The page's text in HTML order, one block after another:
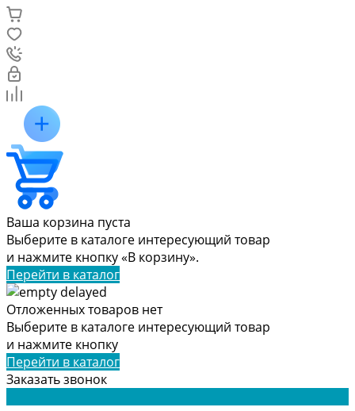
Ваша корзина пуста
Выберите в каталоге интересующий товар
и нажмите кнопку «В корзину».
Перейти в каталог
Отложенных товаров нет
Выберите в каталоге интересующий товар
и нажмите кнопку
Перейти в каталог
Заказать звонок